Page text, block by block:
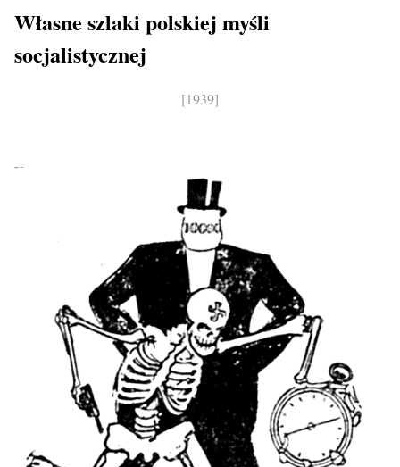
Własne szlaki polskiej myśli
socjalistycznej
[1939]